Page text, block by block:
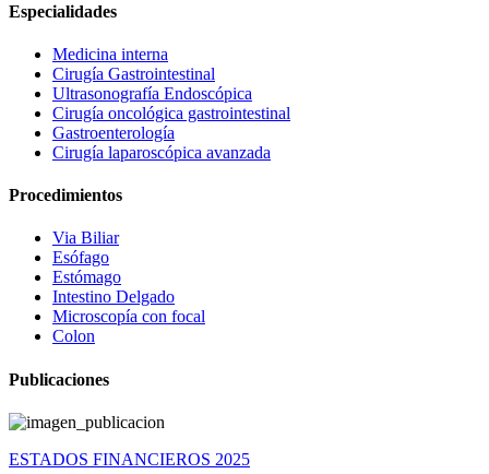
Especialidades
Medicina interna
Cirugía Gastrointestinal
Ultrasonografía Endoscópica
Cirugía oncológica gastrointestinal
Gastroenterología
Cirugía laparoscópica avanzada
Procedimientos
Via Biliar
Esófago
Estómago
Intestino Delgado
Microscopía con focal
Colon
Publicaciones
ESTADOS FINANCIEROS 2025